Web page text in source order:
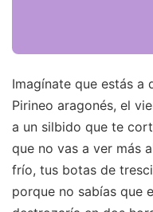
Imagínate que estás a
Pirineo aragonés, el
a un silbido que te
que no vas a ver más
frío, tus botas de
porque no sabías que